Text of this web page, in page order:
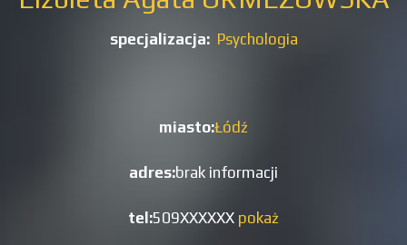
specjalizacja: Psychologia
miasto:Łódź
adres:brak informacji
tel:509XXXXXX pokaż